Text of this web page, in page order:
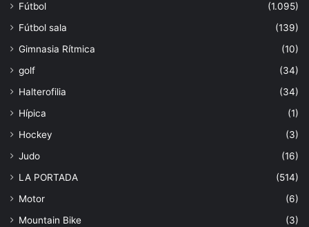
Fútbol
(1.095)
Fútbol sala
(139)
Gimnasia Rítmica
(10)
golf
(34)
Halterofilia
(34)
Hípica
(1)
Hockey
(3)
Judo
(16)
LA PORTADA
(514)
Motor
(6)
Mountain Bike
(3)